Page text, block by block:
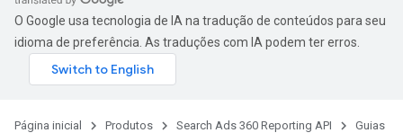
O Google usa tecnologia de IA na tradução de conteúdos para seu
idioma de preferência. As traduções com IA podem ter erros.
Página inicial Produtos Search Ads 360 Reporting API Guias